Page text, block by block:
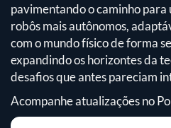
pavimentando o caminho para
robôs mais autônomos,
com o mundo físico de forma
expandindo os horizontes da
desafios que antes pareciam
Acompanhe atualizações no